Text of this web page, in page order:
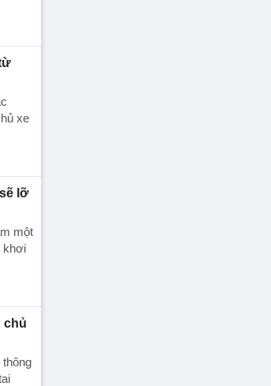
xe
lỡ
một
khơi
chủ